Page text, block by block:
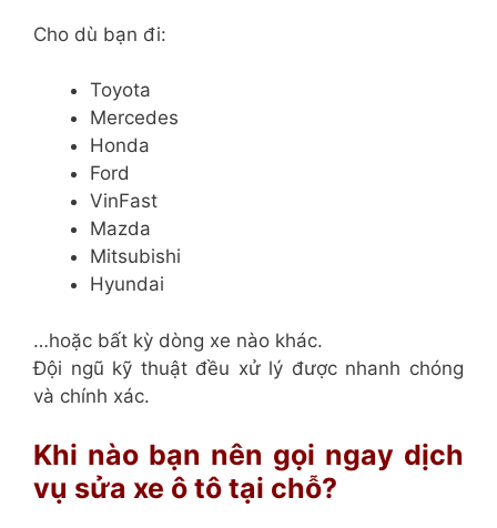
Cho dù bạn đi:
Toyota
Mercedes
Honda
Ford
VinFast
Mazda
Mitsubishi
Hyundai
…hoặc bất kỳ dòng xe nào khác.
Đội ngũ kỹ thuật đều xử lý được nhanh chóng
và chính xác.
Khi nào bạn nên gọi ngay dịch
vụ sửa xe ô tô tại chỗ?